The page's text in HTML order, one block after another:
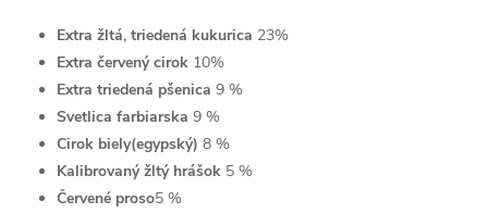
Extra žltá, triedená kukurica 23%
Extra červený cirok 10%
Extra triedená pšenica 9 %
Svetlica farbiarska 9 %
Cirok biely(egypský) 8 %
Kalibrovaný žltý hrášok 5 %
Červené proso5 %